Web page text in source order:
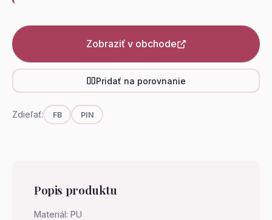
Zobraziť v obchode
Pridať na porovnanie
Zdieľať: FB PIN
Popis produktu
Materiál: PU